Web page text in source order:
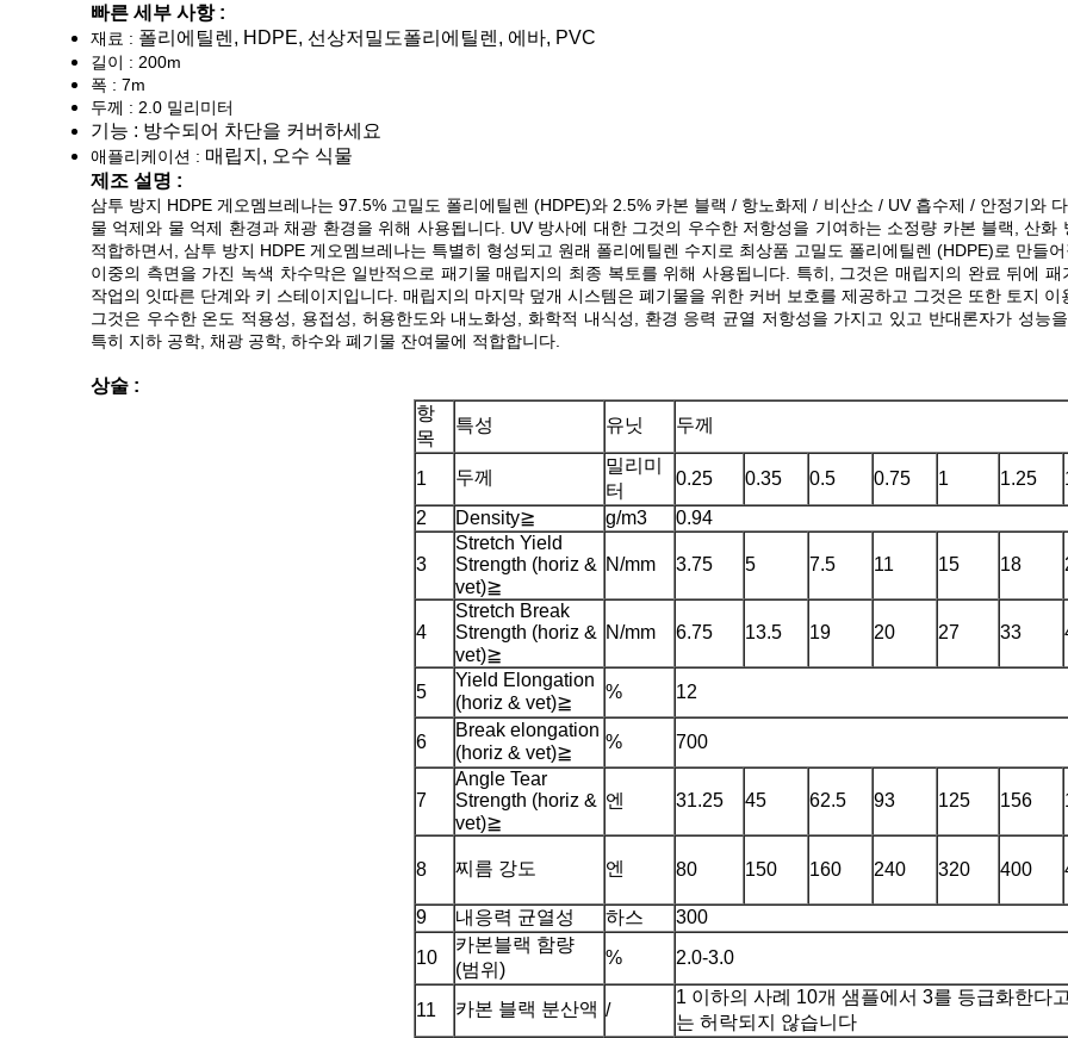
빠른 세부 사항 :
재료 : 폴리에틸렌, HDPE, 선상저밀도폴리에틸렌, 에바, PVC
길이 : 200m
폭 : 7m
두께 : 2.0 밀리미터
기능 : 방수되어 차단을 커버하세요
애플리케이션 : 매립지, 오수 식물
제조 설명 :
삼투 방지 HDPE 게오멤브레나는 97.5% 고밀도 폴리에틸렌 (HDPE)와 2.5% 카본 블랙 / 항노화제 / 비산소 / UV 흡수제 / 안정기와
물 억제와 물 억제 환경과 채광 환경을 위해 사용됩니다. UV 방사에 대한 그것의 우수한 저항성을 기여하는 소정량 카본 블랙, 산
적합하면서, 삼투 방지 HDPE 게오멤브레나는 특별히 형성되고 원래 폴리에틸렌 수지로 최상품 고밀도 폴리에틸렌 (HDPE)로 만들어
이중의 측면을 가진 녹색 차수막은 일반적으로 패기물 매립지의 최종 복토를 위해 사용됩니다. 특히, 그것은 매립지의 완료 뒤에
작업의 잇따른 단계와 키 스테이지입니다. 매립지의 마지막 덮개 시스템은 폐기물을 위한 커버 보호를 제공하고 그것은 또한 토지 이
그것은 우수한 온도 적용성, 용접성, 허용한도와 내노화성, 화학적 내식성, 환경 응력 균열 저항성을 가지고 있고 반대론자가 성능
특히 지하 공학, 채광 공학, 하수와 폐기물 잔여물에 적합합니다.
상술 :
항
목
특성 유닛 두께
1 두께
밀리미
터
0.25 0.35 0.5 0.75 1 1.25
2
Density≧ g/m3 0.94
3
Stretch Yield
Strength (horiz &
vet)≧
N/mm 3.75 5 7.5 11 15 18
4
Stretch Break
Strength (horiz &
vet)≧
N/mm 6.75 13.5 19 20 27 33
5
Yield Elongation
(horiz & vet)≧
% 12
6
Break elongation
(horiz & vet)≧
% 700
7
Angle Tear
Strength (horiz &
vet)≧
엔 31.25 45 62.5 93 125 156
8 찌름 강도 엔 80 150 160 240 320 400
9 내응력 균열성 하스
300
10
카본블랙 함량
(범위)
% 2.0-3.0
11 카본 블랙 분산액 /
1 이하의 사례 10개 샘플에서 3를 등급화한다
는 허락되지 않습니다